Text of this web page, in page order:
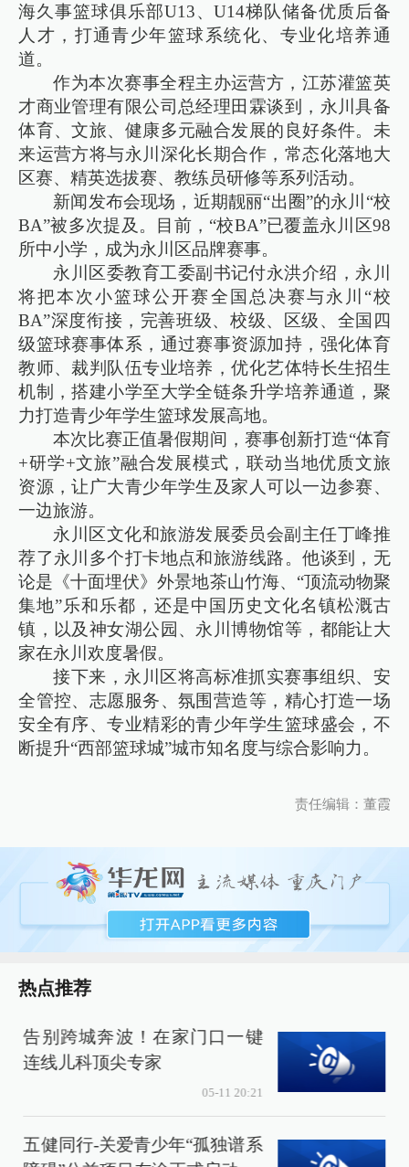
海久事篮球俱乐部U13、U14梯队储备优质后备
人才，打通青少年篮球系统化、专业化培养通
道。
作为本次赛事全程主办运营方，江苏灌篮英
才商业管理有限公司总经理田霖谈到，永川具备
体育、文旅、健康多元融合发展的良好条件。未
来运营方将与永川深化长期合作，常态化落地大
区赛、精英选拔赛、教练员研修等系列活动。
新闻发布会现场，近期靓丽“出圈”的永川“校
BA”被多次提及。目前，“校BA”已覆盖永川区98
所中小学，成为永川区品牌赛事。
永川区委教育工委副书记付永洪介绍，永川
将把本次小篮球公开赛全国总决赛与永川“校
BA”深度衔接，完善班级、校级、区级、全国四
级篮球赛事体系，通过赛事资源加持，强化体育
教师、裁判队伍专业培养，优化艺体特长生招生
机制，搭建小学至大学全链条升学培养通道，聚
力打造青少年学生篮球发展高地。
本次比赛正值暑假期间，赛事创新打造“体育
+研学+文旅”融合发展模式，联动当地优质文旅
资源，让广大青少年学生及家人可以一边参赛、
一边旅游。
永川区文化和旅游发展委员会副主任丁峰推
荐了永川多个打卡地点和旅游线路。他谈到，无
论是《十面埋伏》外景地茶山竹海、“顶流动物聚
集地”乐和乐都，还是中国历史文化名镇松溉古
镇，以及神女湖公园、永川博物馆等，都能让大
家在永川欢度暑假。
接下来，永川区将高标准抓实赛事组织、安
全管控、志愿服务、氛围营造等，精心打造一场
安全有序、专业精彩的青少年学生篮球盛会，不
断提升“西部篮球城”城市知名度与综合影响力。
责任编辑：董霞
热点推荐
告别跨城奔波！在家门口一键
连线儿科顶尖专家
05-11 20:21
五健同行-关爱青少年“孤独谱系